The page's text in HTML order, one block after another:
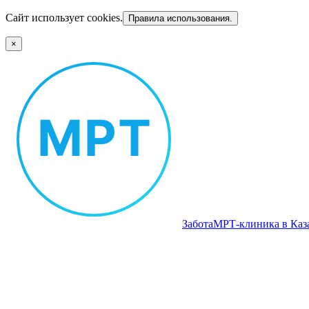
Сайт использует cookies. Правила использования.
×
ЗаботаМРТ‑клиника в